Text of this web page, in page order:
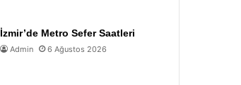
İzmir’de Metro Sefer Saatleri
Admin 6 Ağustos 2026